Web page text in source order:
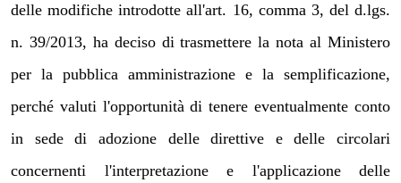
delle modifiche introdotte all'art. 16, comma 3, del d.lgs.
n. 39/2013, ha deciso di trasmettere la nota al Ministero
per la pubblica amministrazione e la semplificazione,
perché valuti l'opportunità di tenere eventualmente conto
in sede di adozione delle direttive e delle circolari
concernenti l'interpretazione e l'applicazione delle